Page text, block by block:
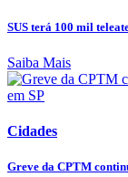
SUS terá 100 mil
Saiba Mais
Cidades
Greve da CPTM